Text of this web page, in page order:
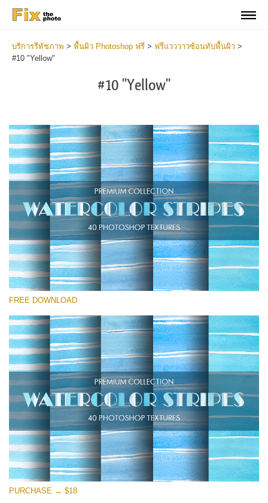
บริการรีทัชภาพ > พื้นผิว Photoshop ฟรี > ฟรีแวววาวซ้อนทับพื้นผิว >
#10 "Yellow"
#10 "Yellow"
โปรดเลือก
Small 800*533px
Stripes Watercolor
(25 Overlays)
Large 6000*4000px
Entire Collection
(1783 Overlays)
Large 6000*4000px
ดาวน์โหลดฟรี
FREE DOWNLOAD
PURCHASE → $18